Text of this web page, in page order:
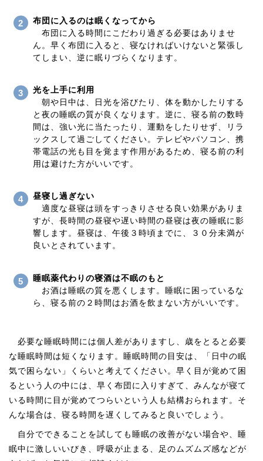
布団に入るのは眠くなってから
布団に入る時間にこだわり過ぎる必要はありませ
ん。早く布団に入ると、寝なければいけないと緊張し
てしまい、逆に眠りづらくなります。
光を上手に利用
朝や日中は、日光を浴びたり、体を動かしたりする
と夜の睡眠の質が良くなります。逆に、寝る前の数時
間は、強い光に当たったり、運動をしたりせず、リラ
ックスして過ごしてください。テレビやパソコン、携
帯電話の光も目を覚ます作用があるため、寝る前の利
用は避けた方がいいです。
昼寝し過ぎない
適度な昼寝は頭をすっきりさせる良い効果がありま
すが、長時間の昼寝や遅い時間の昼寝は夜の睡眠に影
響します。昼寝は、午後３時頃までに、３０分未満が
良いとされています。
睡眠薬代わりの寝酒は不眠のもと
お酒は睡眠の質を悪くします。睡眠に困っているな
ら、寝る前の２時間はお酒を飲まない方がいいです。
必要な睡眠時間には個人差がありますし、歳をとると必要
な睡眠時間は短くなります。睡眠時間の目安は、「日中の眠
気で困らない」くらいと考えてください。早く目が覚めて困
るという人の中には、早く布団に入りすぎて、みんなが寝て
いる時間に目が覚めてつらいという人も結構おられます。そ
んな場合は、寝る時間を遅くしてみると良いでしょう。
自分でできることを試しても睡眠の改善がない場合や、睡
眠中に激しいいびき、呼吸が止まる、足のムズムズ感などが